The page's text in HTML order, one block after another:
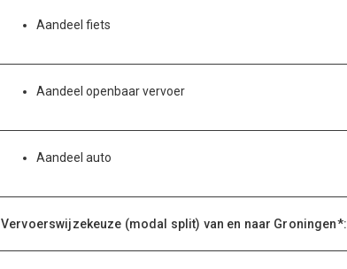
Aandeel fiets
Aandeel openbaar vervoer
Aandeel auto
Vervoerswijzekeuze (modal split) van en naar Groningen*: